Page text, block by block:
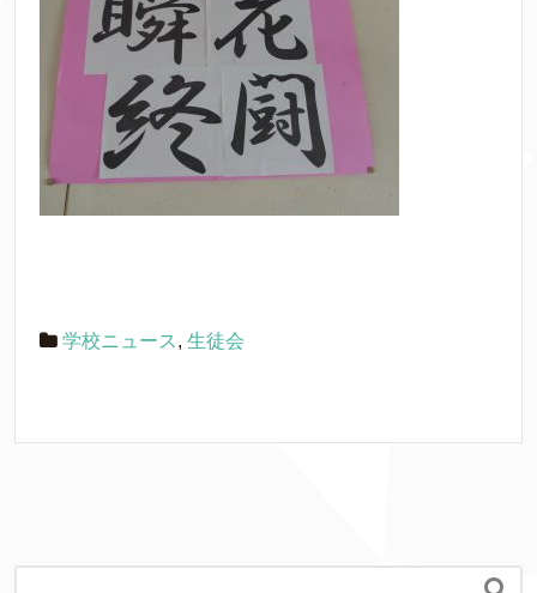
学校ニュース , 生徒会
